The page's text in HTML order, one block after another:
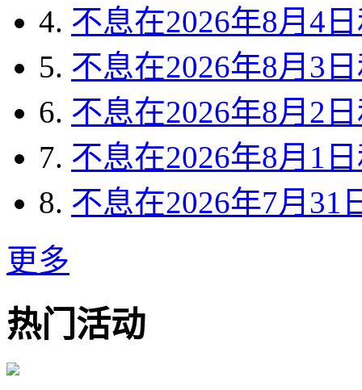
4. 不息在2026年8月4
5. 不息在2026年8月3
6. 不息在2026年8月2
7. 不息在2026年8月1
8. 不息在2026年7月31
更多
热门活动